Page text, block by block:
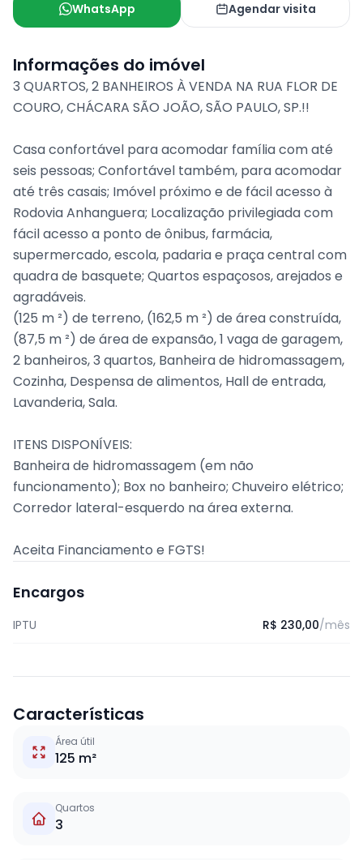
WhatsApp Agendar visita
Informações do imóvel
3 QUARTOS, 2 BANHEIROS À VENDA NA RUA FLOR DE
COURO, CHÁCARA SÃO JOÃO, SÃO PAULO, SP.!!
Casa confortável para acomodar família com até
seis pessoas; Confortável também, para acomodar
até três casais; Imóvel próximo e de fácil acesso à
Rodovia Anhanguera; Localização privilegiada com
fácil acesso a ponto de ônibus, farmácia,
supermercado, escola, padaria e praça central com
quadra de basquete; Quartos espaçosos, arejados e
agradáveis.
(125 m ²) de terreno, (162,5 m ²) de área construída,
(87,5 m ²) de área de expansão, 1 vaga de garagem,
2 banheiros, 3 quartos, Banheira de hidromassagem,
Cozinha, Despensa de alimentos, Hall de entrada,
Lavanderia, Sala.
ITENS DISPONÍVEIS:
Banheira de hidromassagem (em não
funcionamento); Box no banheiro; Chuveiro elétrico;
Corredor lateral-esquerdo na área externa.
Aceita Financiamento e FGTS!
Encargos
IPTU R$ 230,00/mês
Características
Área útil
125 m²
Quartos
3